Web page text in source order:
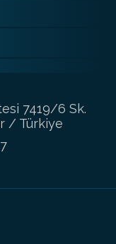
7419/6 Sk.
/ Türkiye